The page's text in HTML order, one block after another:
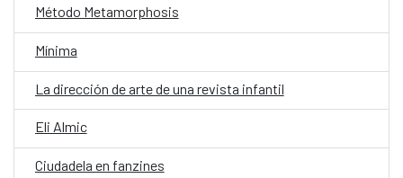
Método Metamorphosis
Mínima
La dirección de arte de una revista infantil
Eli Almic
Ciudadela en fanzines